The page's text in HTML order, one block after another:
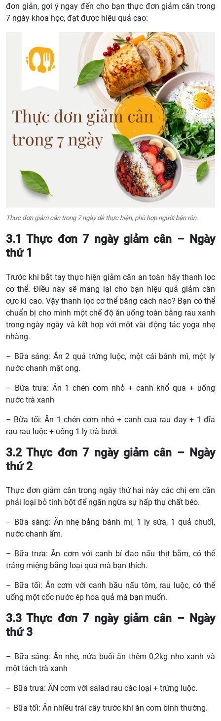
đơn giản, gợi ý ngay đến cho bạn thực đơn giảm cân trong
7 ngày khoa học, đạt được hiệu quả cao:
Thực đơn giảm cân trong 7 ngày dễ thực hiện, phù hợp người bận rộn.
3.1 Thực đơn 7 ngày giảm cân – Ngày
thứ 1
Trước khi bắt tay thực hiện giảm cân an toàn hãy thanh lọc
cơ thể. Điều này sẽ mang lại cho bạn hiệu quả giảm cân
cực kì cao. Vậy thanh lọc cơ thể bằng cách nào? Bạn có thể
chuẩn bị cho mình một chế độ ăn uống toàn bằng rau xanh
trong ngày ngày và kết hợp với một vài động tác yoga nhẹ
nhàng.
– Bữa sáng: Ăn 2 quả trứng luộc, một cái bánh mì, một ly
nước chanh mật ong.
– Bữa trưa: Ăn 1 chén cơm nhỏ + canh khổ qua + uống
nước trà xanh
– Bữa tối: Ăn 1 chén cơm nhỏ + canh cua rau đay + 1 đĩa
rau rau luộc + uống 1 ly trà bưởi.
3.2 Thực đơn 7 ngày giảm cân – Ngày
thứ 2
Thực đơn giảm cân trong ngày thứ hai này các chị em cần
phải loại bỏ tinh bột để ngăn ngừa sự hấp thụ chất béo.
– Bữa sáng: Ăn nhẹ bằng bánh mì, 1 ly sữa, 1 quả chuối,
nước chanh ấm.
– Bữa trưa: Ăn cơm với canh bí đao nấu thịt bằm, có thể
tráng miệng bằng loại quả mà bạn thích.
– Bữa tối: Ăn cơm với canh bầu nấu tôm, rau luộc, có thể
uống một cốc nước ép hoa quả mà bạn muốn.
3.3 Thực đơn 7 ngày giảm cân – Ngày
thứ 3
– Bữa sáng: Ăn nhẹ, nửa buổi ăn thêm 0,2kg nho xanh và
một tách trà xanh
– Bữa trưa: ĂN cơm với salad rau các loại + trứng luộc.
– Bữa tối: Ăn nhiều trái cây trước khi ăn cơm bình thường.